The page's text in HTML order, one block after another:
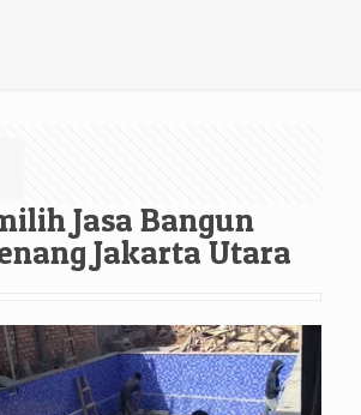
Jasa Bangun
Jakarta Utara